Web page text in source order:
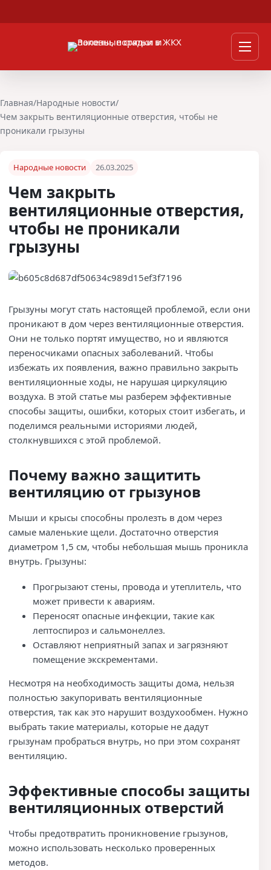
Меню
Главная/Народные новости/
Чем закрыть вентиляционные отверстия, чтобы не
проникали грызуны
Народные новости 26.03.2025
Чем закрыть
вентиляционные отверстия,
чтобы не проникали
грызуны
Грызуны могут стать настоящей проблемой, если они
проникают в дом через вентиляционные отверстия.
Они не только портят имущество, но и являются
переносчиками опасных заболеваний. Чтобы
избежать их появления, важно правильно закрыть
вентиляционные ходы, не нарушая циркуляцию
воздуха. В этой статье мы разберем эффективные
способы защиты, ошибки, которых стоит избегать, и
поделимся реальными историями людей,
столкнувшихся с этой проблемой.
Почему важно защитить
вентиляцию от грызунов
Мыши и крысы способны пролезть в дом через
самые маленькие щели. Достаточно отверстия
диаметром 1,5 см, чтобы небольшая мышь проникла
внутрь. Грызуны:
Прогрызают стены, провода и утеплитель, что
может привести к авариям.
Переносят опасные инфекции, такие как
лептоспироз и сальмонеллез.
Оставляют неприятный запах и загрязняют
помещение экскрементами.
Несмотря на необходимость защиты дома, нельзя
полностью закупоривать вентиляционные
отверстия, так как это нарушит воздухообмен. Нужно
выбрать такие материалы, которые не дадут
грызунам пробраться внутрь, но при этом сохранят
вентиляцию.
Эффективные способы защиты
вентиляционных отверстий
Чтобы предотвратить проникновение грызунов,
можно использовать несколько проверенных
методов.